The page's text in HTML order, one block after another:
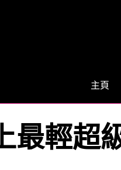
主頁
最輕超